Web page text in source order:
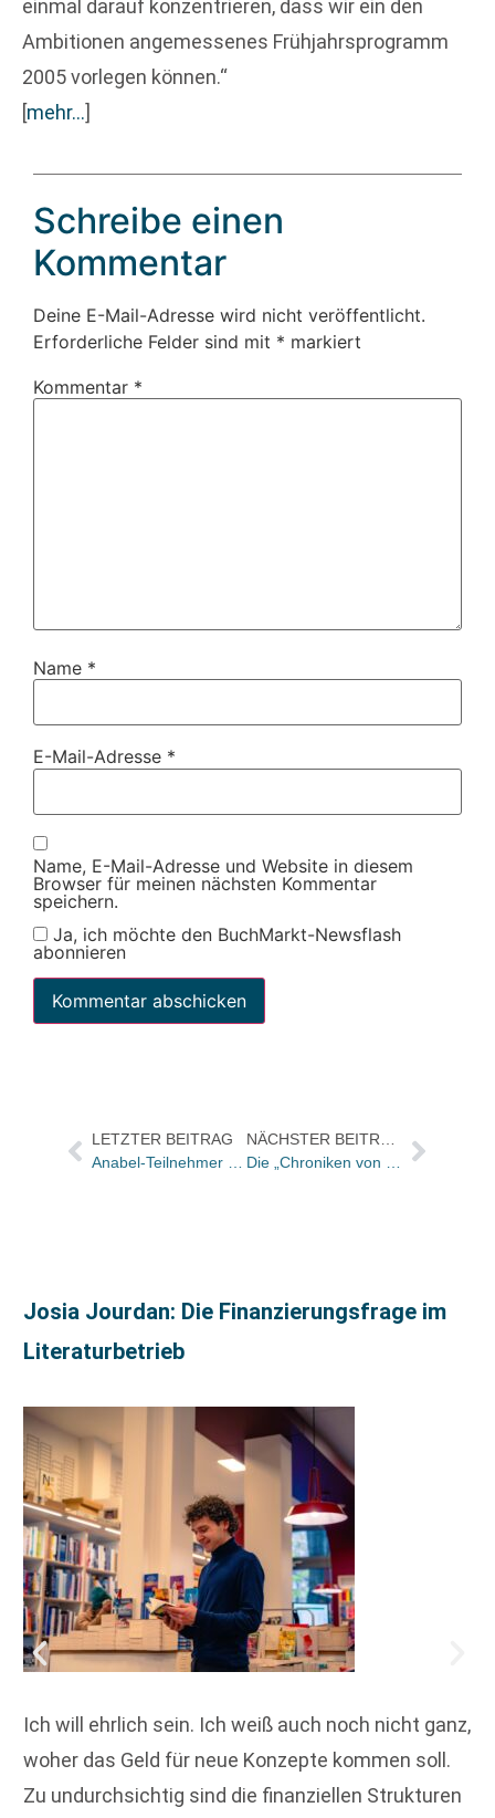
einmal darauf konzentrieren, dass wir ein den
Ambitionen angemessenes Frühjahrsprogramm
2005 vorlegen können.“
[mehr…]
Schreibe einen
Kommentar
Deine E-Mail-Adresse wird nicht veröffentlicht.
Erforderliche Felder sind mit * markiert
Kommentar *
Name *
E-Mail-Adresse *
Name, E-Mail-Adresse und Website in diesem
Browser für meinen nächsten Kommentar
speichern.
Ja, ich möchte den BuchMarkt-Newsflash
abonnieren
LETZTER BEITRAG
Anabel-Teilnehmer melden drei Prozent mehr Umsatz im internen eBuch-Vergleich
NÄCHSTER BEITRAG
Die „Chroniken von Narnia“ – bei Ueberreuter und 2005 als Filmereignis
Josia Jourdan: Die Finanzierungsfrage im
Literaturbetrieb
Ich will ehrlich sein. Ich weiß auch noch nicht ganz,
woher das Geld für neue Konzepte kommen soll.
Zu undurchsichtig sind die finanziellen Strukturen